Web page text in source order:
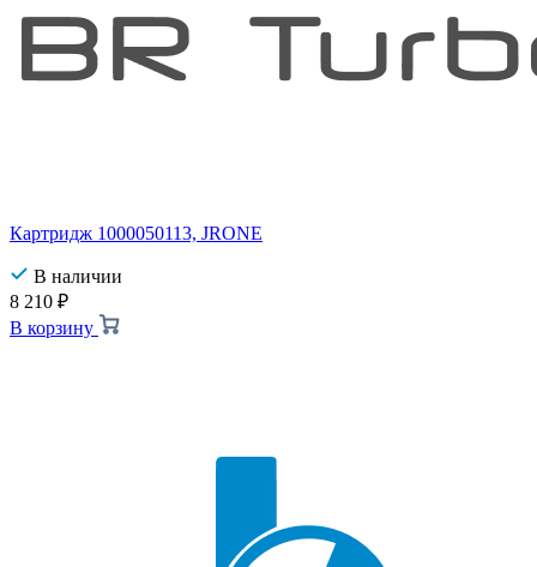
Картридж 1000050113, JRONE
В наличии
8 210 ₽
В корзину